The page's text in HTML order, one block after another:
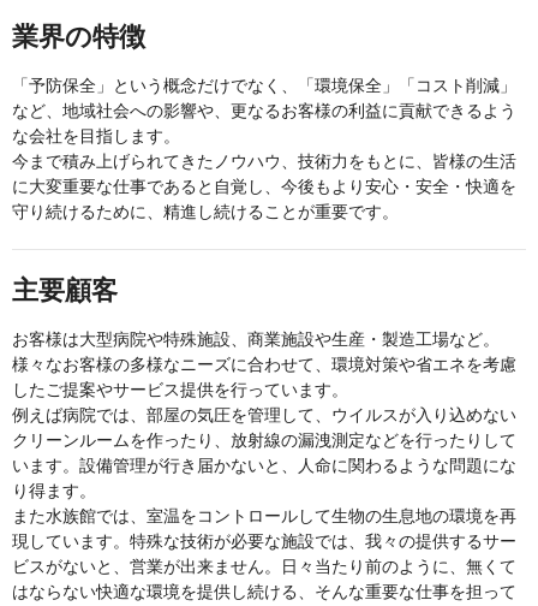
業界の特徴
「予防保全」という概念だけでなく、「環境保全」「コスト削減」
など、地域社会への影響や、更なるお客様の利益に貢献できるよう
な会社を目指します。
今まで積み上げられてきたノウハウ、技術力をもとに、皆様の生活
に大変重要な仕事であると自覚し、今後もより安心・安全・快適を
守り続けるために、精進し続けることが重要です。
主要顧客
お客様は大型病院や特殊施設、商業施設や生産・製造工場など。
様々なお客様の多様なニーズに合わせて、環境対策や省エネを考慮
したご提案やサービス提供を行っています。
例えば病院では、部屋の気圧を管理して、ウイルスが入り込めない
クリーンルームを作ったり、放射線の漏洩測定などを行ったりして
います。設備管理が行き届かないと、人命に関わるような問題にな
り得ます。
また水族館では、室温をコントロールして生物の生息地の環境を再
現しています。特殊な技術が必要な施設では、我々の提供するサー
ビスがないと、営業が出来ません。日々当たり前のように、無くて
はならない快適な環境を提供し続ける、そんな重要な仕事を担って